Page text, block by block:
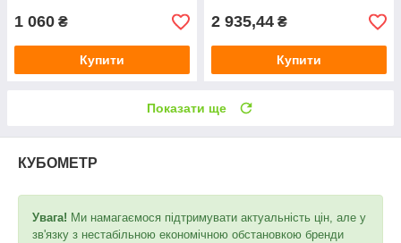
1 060 ₴
Купити
2 935,44 ₴
Купити
Показати ще
КУБОМЕТР
Увага! Ми намагаємося підтримувати актуальність цін, але у
зв'язку з нестабільною економічною обстановкою бренди